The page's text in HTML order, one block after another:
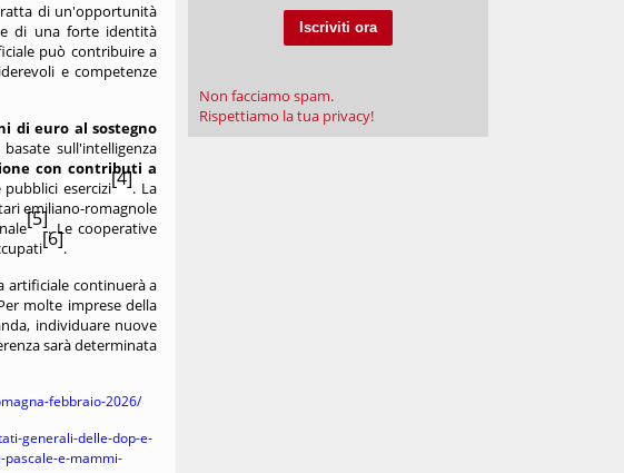
di un'opportunità
di una forte identità
può contribuire a
e competenze
di euro al sostegno
sull'intelligenza
con contributi a
esercizi[4]. La
emiliano-romagnole
[5]. Le cooperative
[6].
artificiale continuerà a
molte imprese della
individuare nuove
sarà determinata
febbraio-2026/
generali-delle-dop-e-
e-mammi-
Iscriviti ora
Non facciamo spam.
Rispettiamo la tua privacy!